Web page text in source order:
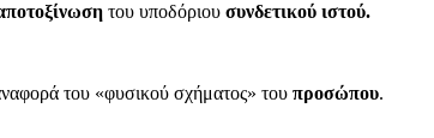
του υποδόριου συνδετικού ιστού.
του «φυσικού σχήματος» του προσώπου.